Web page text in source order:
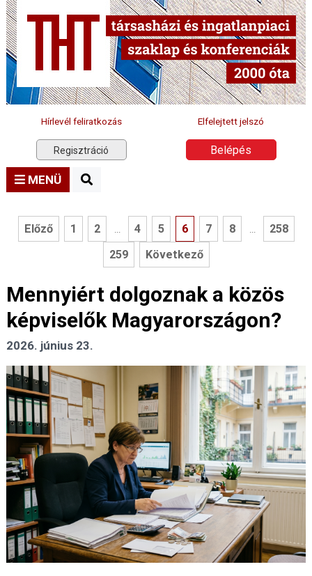
Hírlevél feliratkozás Elfelejtett jelszó
Regisztráció Belépés
MENÜ
Előző 1 2 ... 4 5 6 7 8 ...
258
259
Következő
Mennyiért dolgoznak a közös
képviselők Magyarországon?
2026. június 23.